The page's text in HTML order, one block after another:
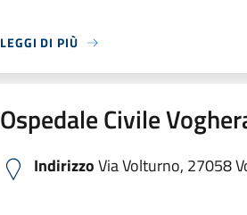
LEGGI DI PIÙ
Ospedale Civile
IndirizzoVia Volturno, 27058